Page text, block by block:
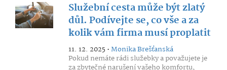
Služební cesta může být zlatý
důl. Podívejte se, co vše a za
kolik vám firma musí proplatit
11. 12. 2025 •Monika Brešťanská
Pokud nemáte rádi služebky a považujete je
za zbytečné narušení vašeho komfortu,